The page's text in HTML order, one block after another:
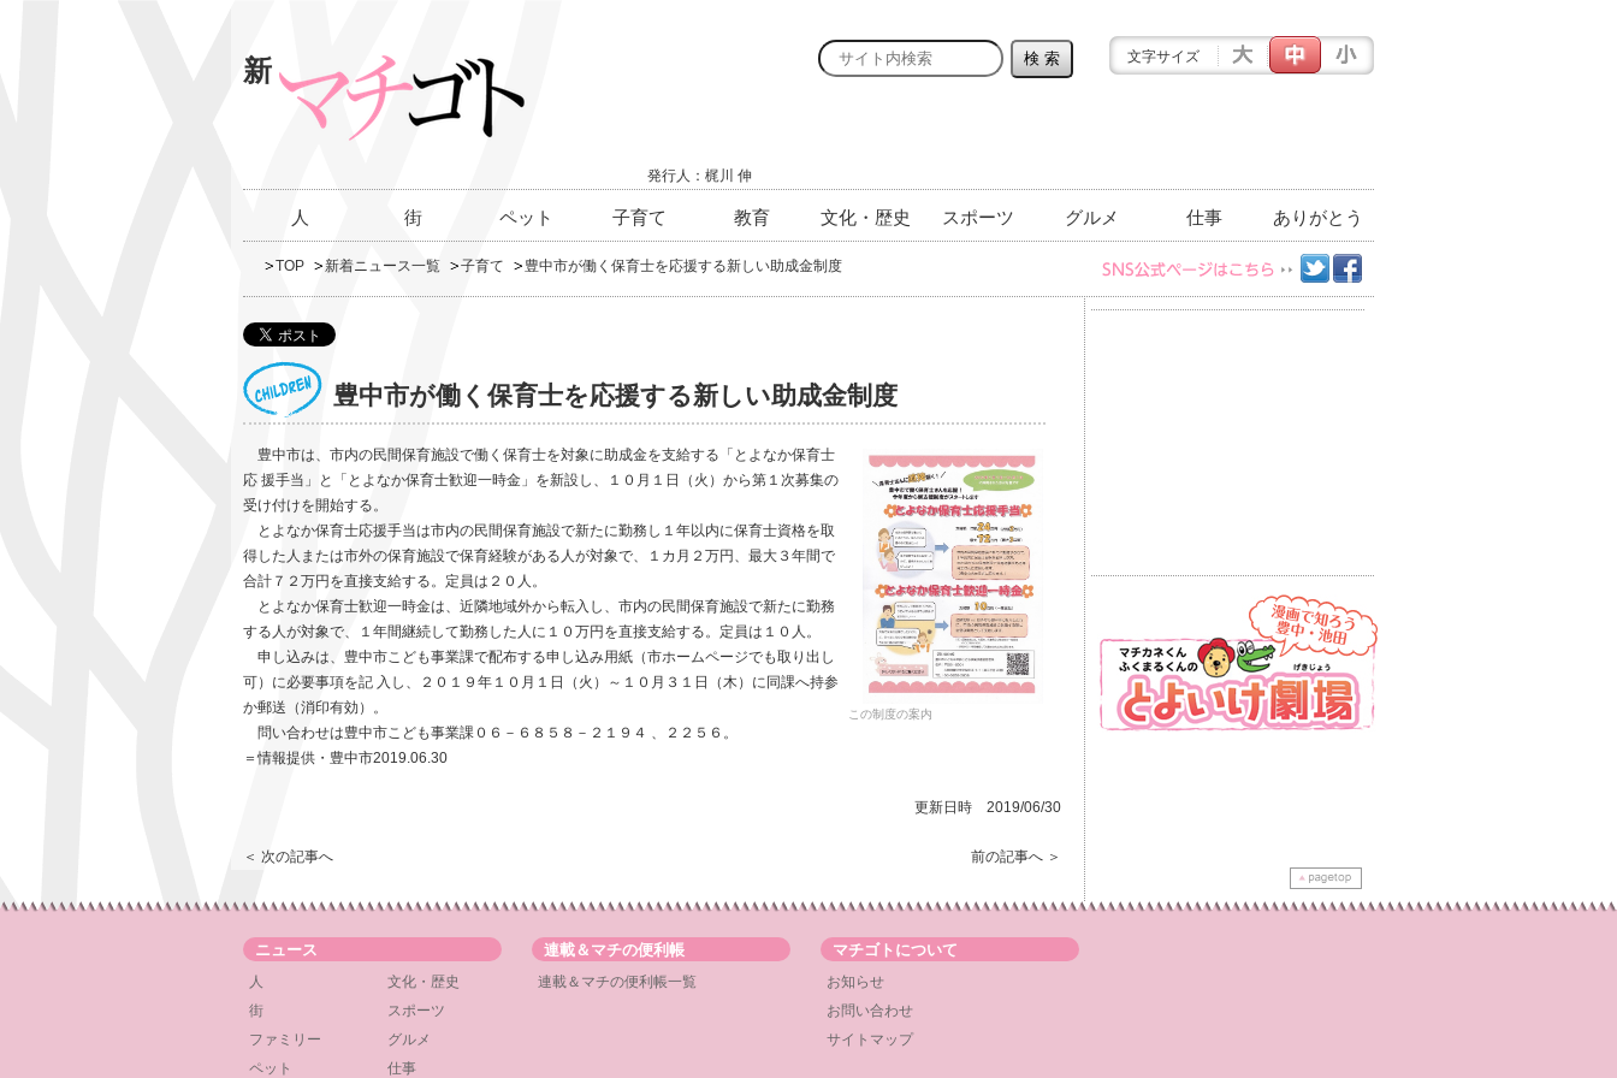
新
発行人：梶川 伸
文字サイズ
人 街 ペット 子育て 教育 文化・歴史 スポーツ グルメ 仕事 ありがとう
TOP 新着ニュース一覧 子育て 豊中市が働く保育士を応援する新しい助成金制度
豊中市が働く保育士を応援する新しい助成金制度
この制度の案内
豊中市は、市内の民間保育施設で働く保育士を対象に助成金を支給する「とよなか保育士
応 援手当」と「とよなか保育士歓迎一時金」を新設し、１０月１日（火）から第１次募集の
受け付けを開始する。
とよなか保育士応援手当は市内の民間保育施設で新たに勤務し１年以内に保育士資格を取
得した人または市外の保育施設で保育経験がある人が対象で、１カ月２万円、最大３年間で
合計７２万円を直接支給する。定員は２０人。
とよなか保育士歓迎一時金は、近隣地域外から転入し、市内の民間保育施設で新たに勤務
する人が対象で、１年間継続して勤務した人に１０万円を直接支給する。定員は１０人。
申し込みは、豊中市こども事業課で配布する申し込み用紙（市ホームページでも取り出し
可）に必要事項を記 入し、２０１９年１０月１日（火）～１０月３１日（木）に同課へ持参
か郵送（消印有効）。
問い合わせは豊中市こども事業課０６－６８５８－２１９４ 、２２５６。
＝情報提供・豊中市2019.06.30
更新日時 2019/06/30
前の記事へ ＞
＜ 次の記事へ
ニュース
人
文化・歴史
街
スポーツ
ファミリー
グルメ
ペット
仕事
連載＆マチの便利帳
連載＆マチの便利帳一覧
マチゴトについて
お知らせ
お問い合わせ
サイトマップ